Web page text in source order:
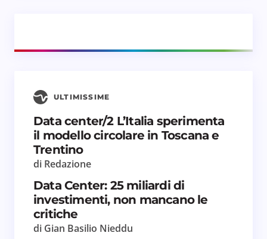
Il tuo commento *
Salva il mio nome e email in questo browser
per il prossimo commento.
Invia commento
ULTIMISSIME
Data center/2 L’Italia sperimenta
il modello circolare in Toscana e
Trentino
di Redazione
Data Center: 25 miliardi di
investimenti, non mancano le
critiche
di Gian Basilio Nieddu